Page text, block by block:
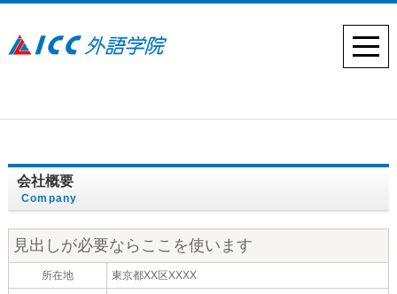
会社概要
Company
見出しが必要ならここを使います
所在地 東京都XX区XXXX